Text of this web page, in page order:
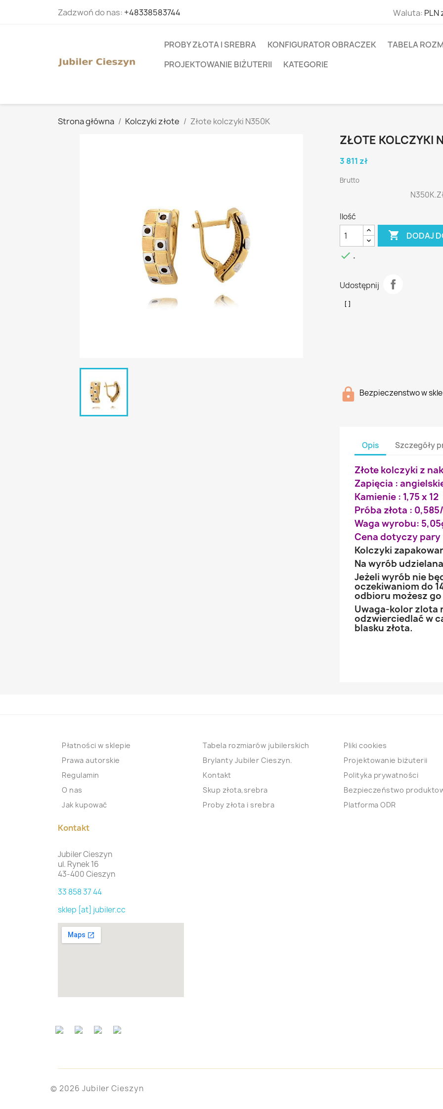
Zadzwoń do nas: +48338583744 Waluta: PLN
PROBY ZŁOTA I SREBRA KONFIGURATOR OBRACZEK
TABELA
PROJEKTOWANIE BIŻUTERII
KATEGORIE
Strona główna Kolczyki złote Złote kolczyki N350K
ZŁOTE KOLCZYKI
3 811 zł
Brutto
Ilość
 DODAJ
 .
Udostępnij
Bezpieczenstwo w
Opis Szczegóły
Złote kolczyki z
Zapięcia :
Kamienie : 1,75 x 12
Próba złota :
Waga wyrobu:
Cena dotyczy
Kolczyki
Na wyrób
Jeżeli wyrób nie
oczekiwaniom do
odbioru możesz
Uwaga-kolor zlota
odzwierciedlać w
blasku złota.
Płatności w sklepie
Prawa autorskie
Regulamin
O nas
Jak kupować
Tabela rozmiarów jubilerskich
Brylanty Jubiler Cieszyn.
Kontakt
Skup złota,srebra
Proby złota i srebra
Pliki cookies
Projektowanie biżuterii
Polityka prywatności
Bezpieczeństwo
Platforma ODR
Kontakt
Jubiler Cieszyn
ul. Rynek 16
43-400 Cieszyn
33 858 37 44
sklep [at] jubiler.cc
© 2026 Jubiler Cieszyn